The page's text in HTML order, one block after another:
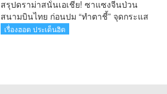
สรุปดราม่าสนั่นเอเชีย! ซาแซงจีนป่วน
สนามบินไทย ก่อนปม “ทำตาชี้” จุดกระแส
เดือดข้ามประเทศ
เรื่องฮอต ประเด็นฮิต